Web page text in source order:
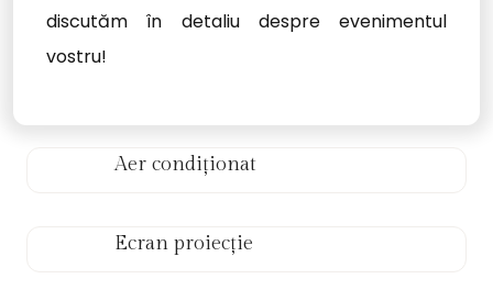
discutăm în detaliu despre evenimentul
vostru!
Aer condiționat
Ecran proiecție